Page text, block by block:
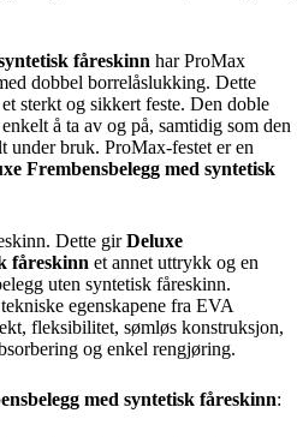
fåreskinn har ProMax
dobbel borrelåslukking. Dette
sterkt og sikkert feste. Den doble
å ta av og på, samtidig som den
under bruk. ProMax-festet er en
Frembensbelegg med syntetisk
Dette girDeluxe
fåreskinn et annet uttrykk og en
uten syntetisk fåreskinn.
egenskapene fra EVA
fleksibilitet, sømløs konstruksjon,
og enkel rengjøring.
med syntetisk fåreskinn: